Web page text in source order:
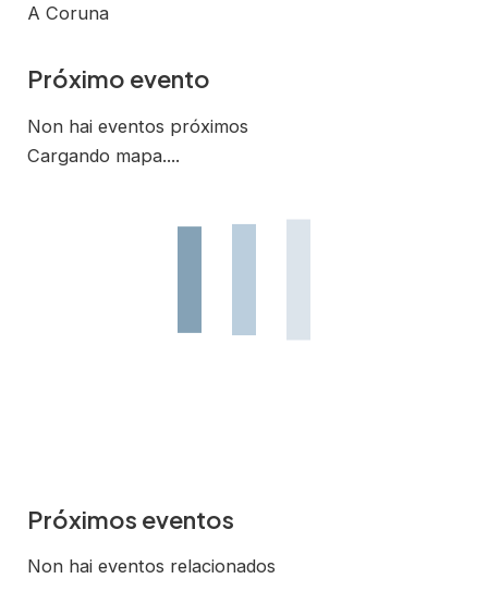
A Coruna
Próximo evento
Non hai eventos próximos
Cargando mapa....
Próximos eventos
Non hai eventos relacionados